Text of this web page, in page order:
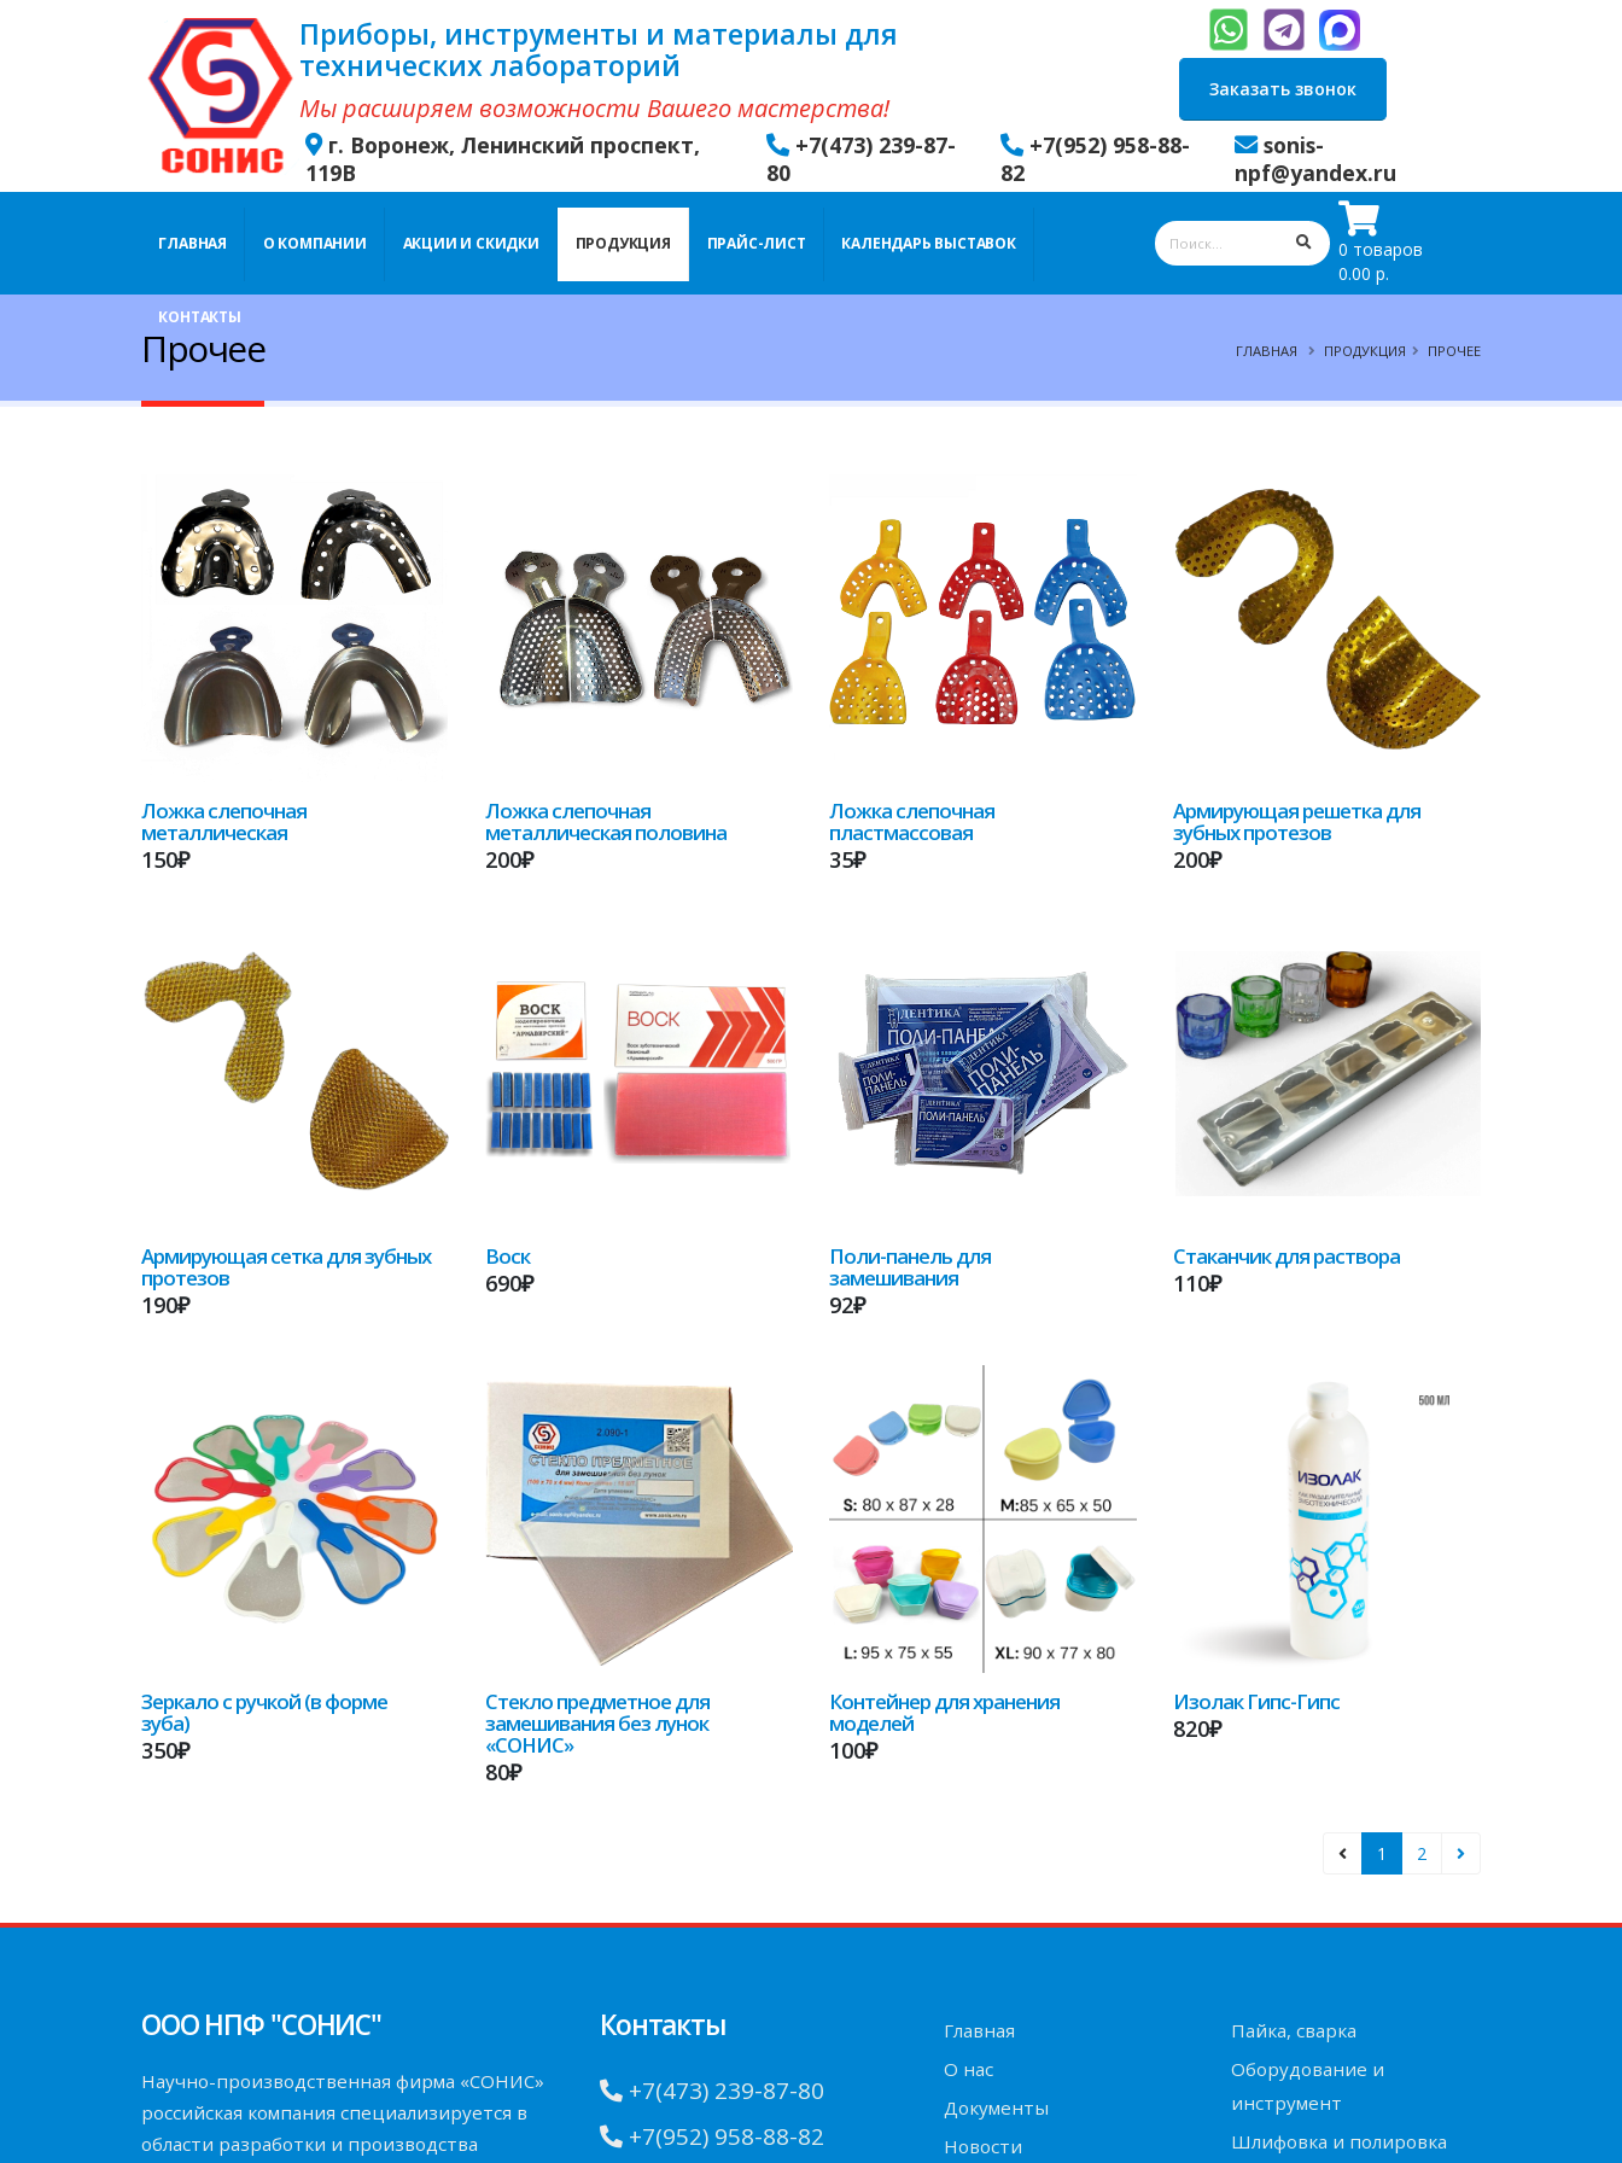
Приборы, инструменты и материалы для
технических лабораторий
Мы расширяем возможности Вашего мастерства!
Заказать звонок
г. Воронеж, Ленинский проспект,
119В
+7(473) 239-87-
80
+7(952) 958-88-
82
sonis-
npf@yandex.ru
ГЛАВНАЯ О КОМПАНИИ АКЦИИ И СКИДКИ ПРОДУКЦИЯ ПРАЙС-ЛИСТ КАЛЕНДАРЬ ВЫСТАВОК
КОНТАКТЫ
0 товаров
0.00 р.
Прочее ГЛАВНАЯ ПРОДУКЦИЯ ПРОЧЕЕ
Ложка слепочная
металлическая
150₽
Ложка слепочная
металлическая половина
200₽
Ложка слепочная
пластмассовая
35₽
Армирующая решетка для
зубных протезов
200₽
Армирующая сетка для зубных
протезов
190₽
Воск
690₽
Поли-панель для
замешивания
92₽
Стаканчик для раствора
110₽
Зеркало с ручкой (в форме
зуба)
350₽
Стекло предметное для
замешивания без лунок
«СОНИС»
80₽
Контейнер для хранения
моделей
100₽
Изолак Гипс-Гипс
820₽
1 2
ООО НПФ "СОНИС"
Научно-производственная фирма «СОНИС»
российская компания специализируется в
области разработки и производства
Контакты
+7(473) 239-87-80
+7(952) 958-88-82
Главная
О нас
Документы
Новости
Пайка, сварка
Оборудование и
инструмент
Шлифовка и полировка